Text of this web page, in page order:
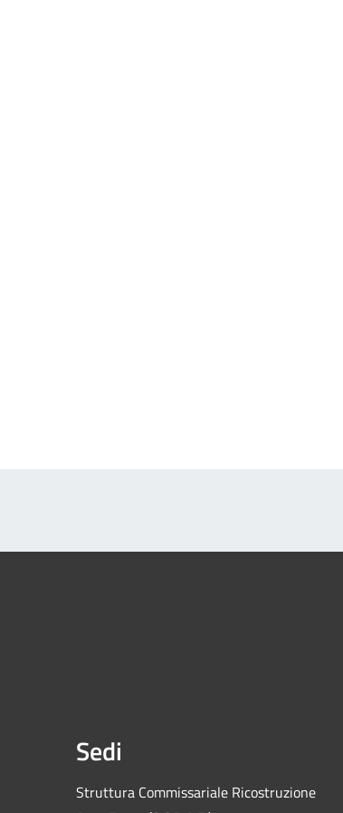
Sedi
Struttura Commissariale Ricostruzione